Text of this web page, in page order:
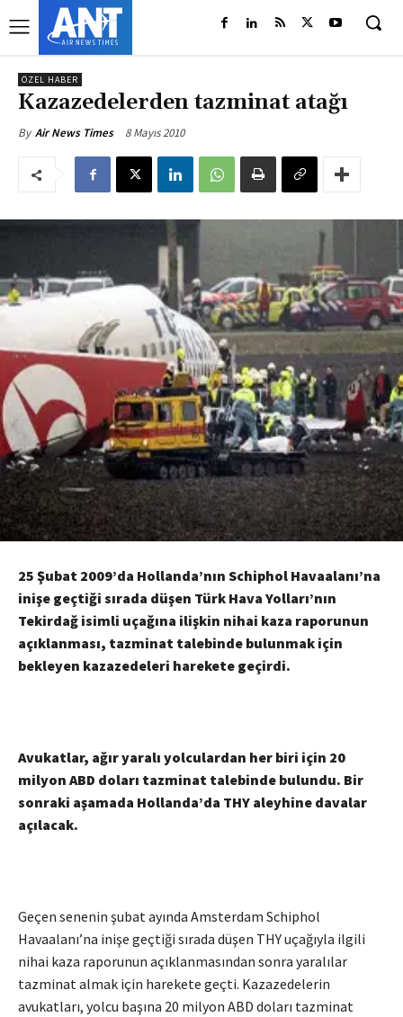
ÖZEL HABER
Kazazedelerden tazminat atağı
By Air News Times 8 Mayıs 2010
25 Şubat 2009’da Hollanda’nın Schiphol Havaalanı’na
inişe geçtiği sırada düşen Türk Hava Yolları’nın
Tekirdağ isimli uçağına ilişkin nihai kaza raporunun
açıklanması, tazminat talebinde bulunmak için
bekleyen kazazedeleri harekete geçirdi.
Avukatlar, ağır yaralı yolculardan her biri için 20
milyon ABD doları tazminat talebinde bulundu. Bir
sonraki aşamada Hollanda’da THY aleyhine davalar
açılacak.
Geçen senenin şubat ayında Amsterdam Schiphol
Havaalanı’na inişe geçtiği sırada düşen THY uçağıyla ilgili
nihai kaza raporunun açıklanmasından sonra yaralılar
tazminat almak için harekete geçti. Kazazedelerin
avukatları, yolcu başına 20 milyon ABD doları tazminat